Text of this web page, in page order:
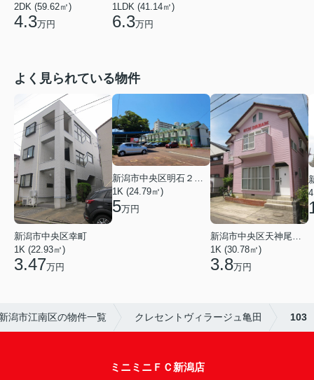
2DK (59.62㎡)
4.3万円
1LDK (41.14㎡)
6.3万円
よく見られている物件
新潟市中央区幸町
1K (22.93㎡)
3.47万円
新潟市中央区明石２丁目
1K (24.79㎡)
5万円
新潟市中央区天神尾２丁目
1K (30.78㎡)
3.8万円
潟市江南区の物件一覧 クレセントヴィラージュ亀田 103
ミニミニＦＣ新潟店